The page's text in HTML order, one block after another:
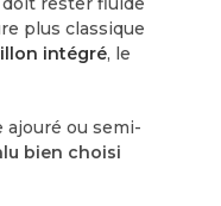
plus classique
intégré, le
ajouré ou semi-
bien choisi